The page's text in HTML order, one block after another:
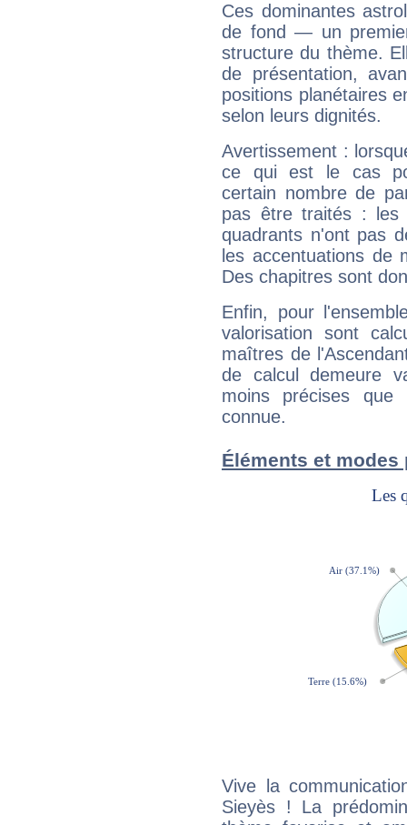
Ces dominantes
de fond — un
structure du thème.
de présentation,
positions planétaires
selon leurs dignités.
Avertissement :
ce qui est le cas
certain nombre de
pas être traités : les
quadrants n'ont pas
les accentuations de
Des chapitres sont
Enfin, pour
valorisation sont
maîtres de
de calcul demeure
moins précises que
connue.
Éléments et
Vive la
Sieyès ! La